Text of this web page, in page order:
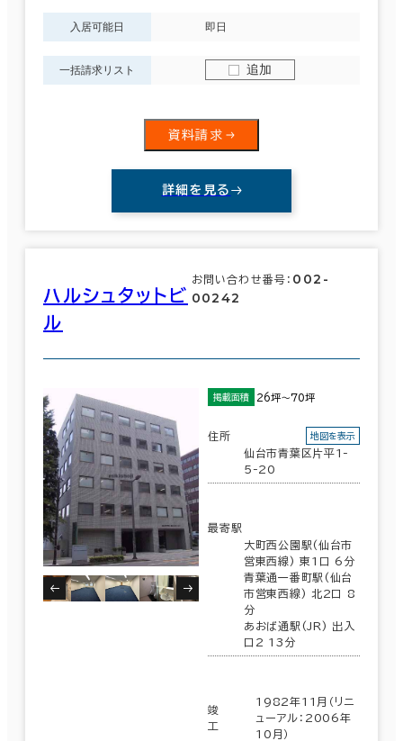
入居可能日 即日
一括請求リスト 追加
資料請求
詳細を見る
ハルシュタットビ
ル
お問い合わせ番号： 002-
00242
掲載面積 26坪～70坪
住所
仙台市青葉区片平1-
5-20
地図を表示
最寄駅
大町西公園駅(仙台市
営東西線) 東1口 6分
青葉通一番町駅(仙台
市営東西線) 北2口 8
分
あおば通駅(JR) 出入
口2 13分
竣
工
1982年11月（リニ
ューアル：2006年
10月）